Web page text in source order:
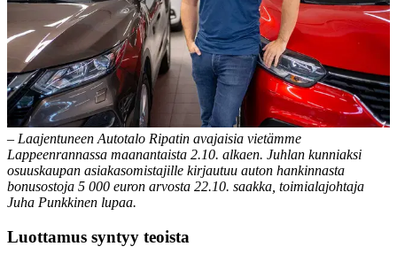
– Laajentuneen Autotalo Ripatin avajaisia vietämme
Lappeenrannassa maanantaista 2.10. alkaen. Juhlan kunniaksi
osuuskaupan asiakasomistajille kirjautuu auton hankinnasta
bonusostoja 5 000 euron arvosta 22.10. saakka, toimialajohtaja
Juha Punkkinen lupaa.
Luottamus syntyy teoista